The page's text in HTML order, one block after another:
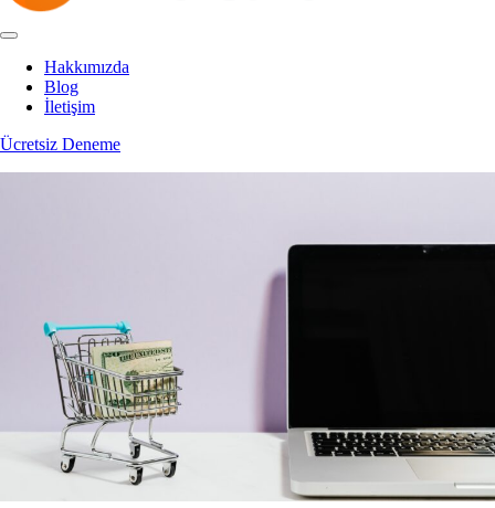
Hakkımızda
Blog
İletişim
Ücretsiz Deneme